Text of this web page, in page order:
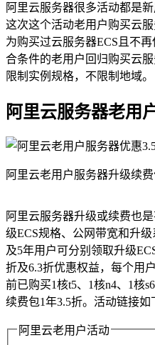
阿里云服务器很多活动都是
这次这个活动老用户购买云
为购买过云服务器ECS且不
合条件的老用户回归购买云
限制实例规格，不限制地域。
阿里云服务器老用
阿里云老用户服务器升级续
阿里云服务器升级或续费也
级ECS规格、公网带宽和升
及5年用户可分别领取升级
折及6.3折优惠权益，每个用
前已购买1核t5、1核n4、1核
续费包1年3.5折。活动链接如
阿里云老用户活动